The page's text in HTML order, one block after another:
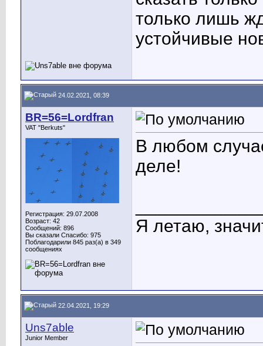
только лишь
устойчивые
24.02.2021, 08:39
BR=56=Lordfran
VAT "Berkuts"
Регистрация: 29.07.2008
Возраст: 42
Сообщений: 896
Вы сказали Спасибо: 975
Поблагодарили 845 раз(а) в 349
сообщениях
В любом
деле!
Я летаю,
22.04.2021, 19:29
Uns7able
Junior Member